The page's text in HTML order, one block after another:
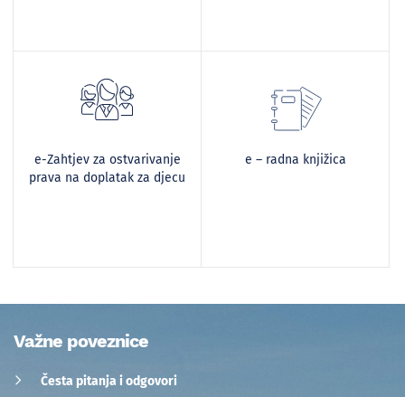
e-Zahtjev za ostvarivanje
prava na doplatak za djecu
e – radna knjižica
Važne poveznice
Česta pitanja i odgovori